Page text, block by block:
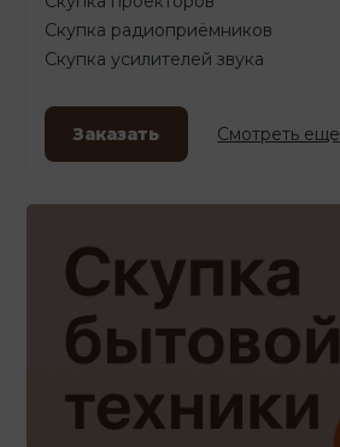
Скупка радиоприёмников
Скупка усилителей звука
Заказать Смотреть еще